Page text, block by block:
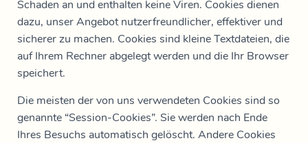
Schaden an und enthalten keine Viren. Cookies dienen
dazu, unser Angebot nutzerfreundlicher, effektiver und
sicherer zu machen. Cookies sind kleine Textdateien, die
auf Ihrem Rechner abgelegt werden und die Ihr Browser
speichert.
Die meisten der von uns verwendeten Cookies sind so
genannte “Session-Cookies”. Sie werden nach Ende
Ihres Besuchs automatisch gelöscht. Andere Cookies